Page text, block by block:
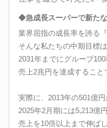
◆急成長スーパーで新たな
業界屈指の成長率を誇る『
そんな私たちの中期目標は
2031年までにグループ100
売上2兆円を達成すること
実際に、2013年の501億円
2025年2月期には5,213億
売上を10倍以上まで伸ばし